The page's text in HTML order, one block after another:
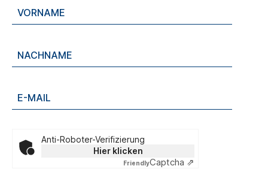
Anti-Roboter-Verifizierung
Hier klicken
FriendlyCaptcha ⇗